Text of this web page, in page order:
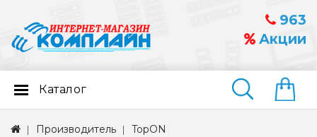
963
Акции
Найти
Каталог
Производитель TopON